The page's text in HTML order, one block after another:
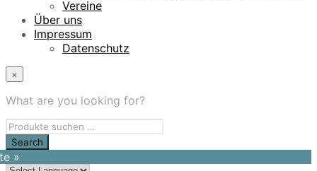
Vereine
Über uns
Impressum
Datenschutz
×
What are you looking for?
»